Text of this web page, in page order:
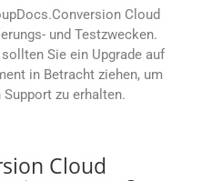
Cloud
und Testzwecken.
Sie ein Upgrade auf
in Betracht ziehen, um
zu erhalten.
Cloud